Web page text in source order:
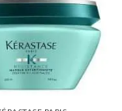
listu
želja